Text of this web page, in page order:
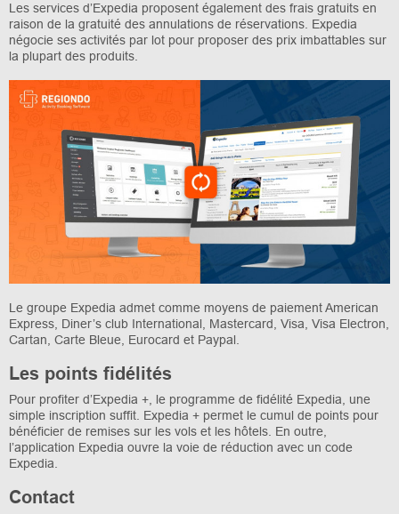
Les services d’Expedia proposent également des frais gratuits en
raison de la gratuité des annulations de réservations. Expedia
négocie ses activités par lot pour proposer des prix imbattables sur
la plupart des produits.
Le groupe Expedia admet comme moyens de paiement American
Express, Diner’s club International, Mastercard, Visa, Visa Electron,
Cartan, Carte Bleue, Eurocard et Paypal.
Les points fidélités
Pour profiter d’Expedia +, le programme de fidélité Expedia, une
simple inscription suffit. Expedia + permet le cumul de points pour
bénéficier de remises sur les vols et les hôtels. En outre,
l’application Expedia ouvre la voie de réduction avec un code
Expedia.
Contact